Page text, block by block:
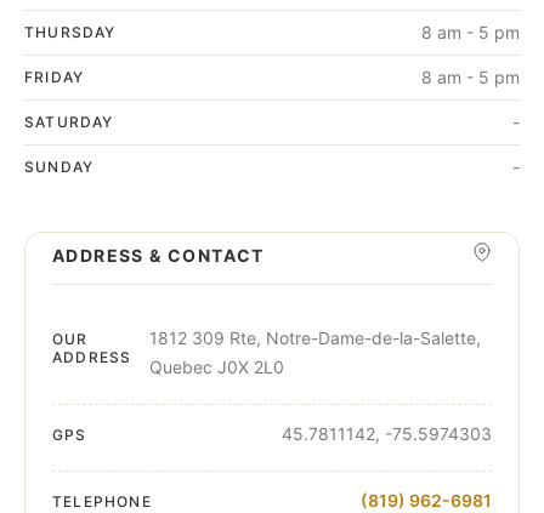
THURSDAY 8 am - 5 pm
FRIDAY 8 am - 5 pm
SATURDAY -
SUNDAY -
ADDRESS & CONTACT
OUR
ADDRESS
1812 309 Rte, Notre-Dame-de-la-Salette,
Quebec J0X 2L0
GPS 45.7811142, -75.5974303
TELEPHONE (819) 962-6981